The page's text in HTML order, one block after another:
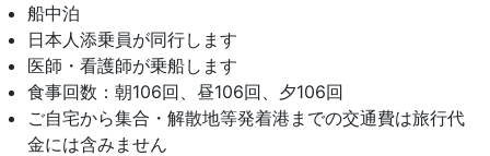
船中泊
日本人添乗員が同行します
医師・看護師が乗船します
食事回数：朝106回、昼106回、夕106回
ご自宅から集合・解散地等発着港までの交通費は旅行代
金には含みません